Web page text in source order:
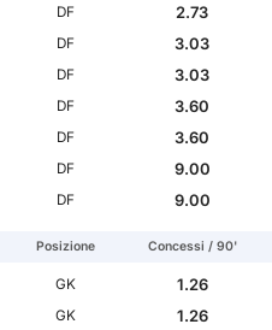
DF
2.73
DF
3.03
DF
3.03
DF
3.60
DF
3.60
DF
9.00
DF 9.00
Posizione Concessi / 90'
GK
1.26
GK
1.26